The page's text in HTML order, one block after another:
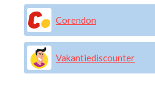
Corendon
Vakantiediscounter